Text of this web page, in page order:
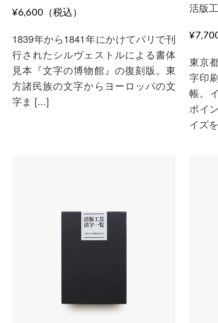
¥6,600（税込）
1839年から1841年にかけてパリで刊
行されたシルヴェストルによる書体
見本『文字の博物館』の復刻版。東
方諸民族の文字からヨーロッパの文
字ま [...]
活版
東京
字印
帳。
ポイ
イズ